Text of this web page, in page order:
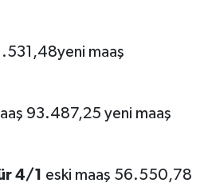
maaş
93.487,25 yeni maaş
4/1 eski maaş 56.550,78